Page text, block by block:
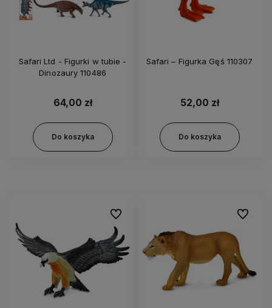
Safari Ltd - Figurki w tubie -
Dinozaury 110486
64,00 zł
Do koszyka
Safari – Figurka Gęś 110307
52,00 zł
Do koszyka
Do ulubionych Do